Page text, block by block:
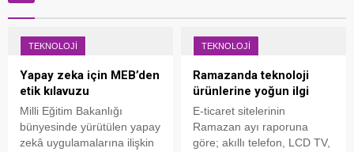
TEKNOLOJI
Yapay zeka için MEB’den
etik kılavuzu
Milli Eğitim Bakanlığı
bünyesinde yürütülen yapay
zekâ uygulamalarına ilişkin
TEKNOLOJI
Ramazanda teknoloji
ürünlerine yoğun ilgi
E-ticaret sitelerinin
Ramazan ayı raporuna
göre; akıllı telefon, LCD TV,